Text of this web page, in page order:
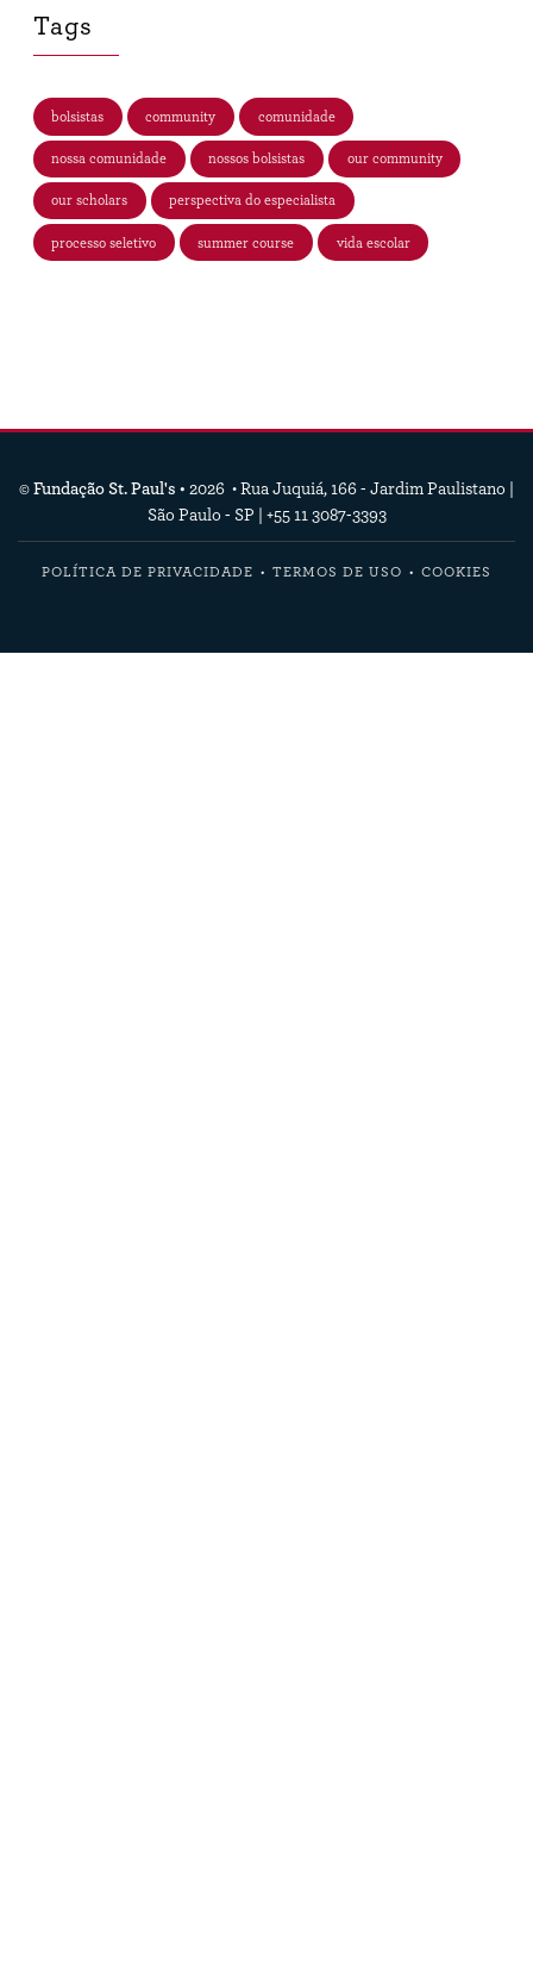
Tags
bolsistas community comunidade
nossa comunidade nossos bolsistas our community
our scholars perspectiva do especialista
processo seletivo summer course vida escolar
© Fundação St. Paul's • 2026 • Rua Juquiá, 166 - Jardim Paulistano |
São Paulo - SP | +55 11 3087-3393
POLÍTICA DE PRIVACIDADE TERMOS DE USO COOKIES